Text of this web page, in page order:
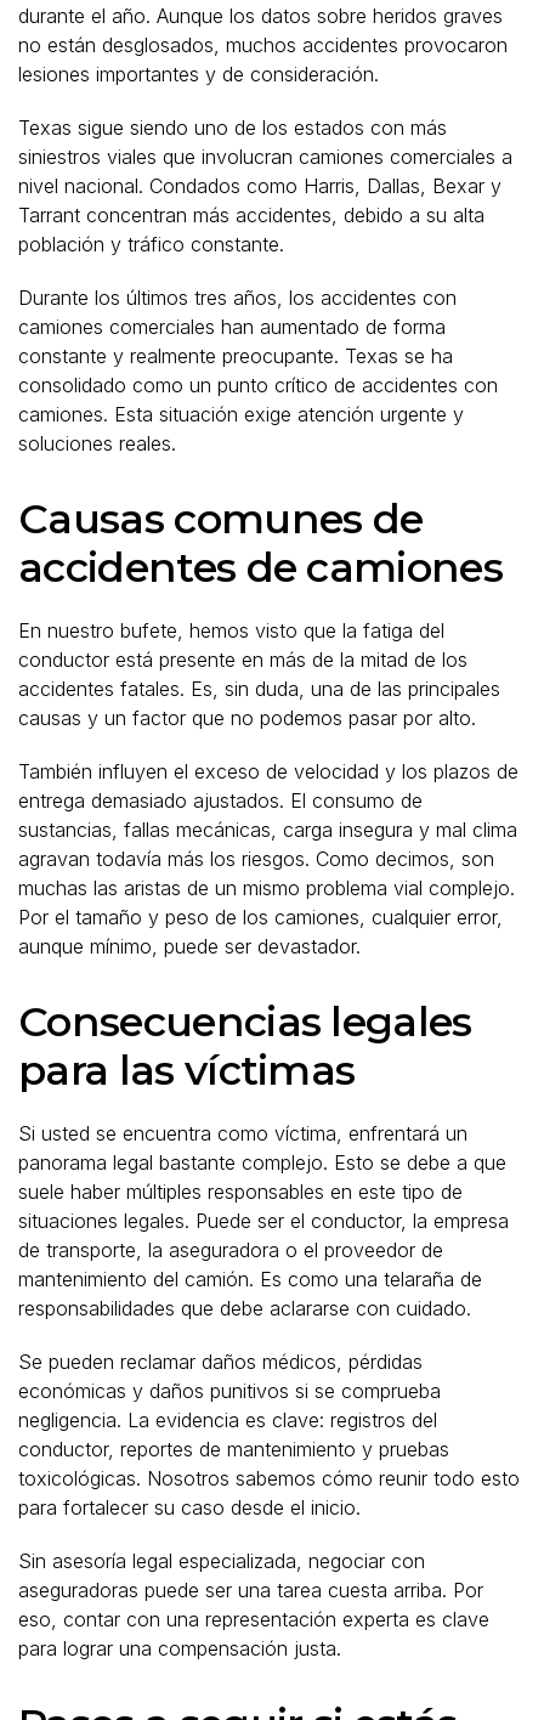
durante el año. Aunque los datos sobre heridos graves
no están desglosados, muchos accidentes provocaron
lesiones importantes y de consideración.
Texas sigue siendo uno de los estados con más
siniestros viales que involucran camiones comerciales a
nivel nacional. Condados como Harris, Dallas, Bexar y
Tarrant concentran más accidentes, debido a su alta
población y tráfico constante.
Durante los últimos tres años, los accidentes con
camiones comerciales han aumentado de forma
constante y realmente preocupante. Texas se ha
consolidado como un punto crítico de accidentes con
camiones. Esta situación exige atención urgente y
soluciones reales.
Causas comunes de
accidentes de camiones
En nuestro bufete, hemos visto que la fatiga del
conductor está presente en más de la mitad de los
accidentes fatales. Es, sin duda, una de las principales
causas y un factor que no podemos pasar por alto.
También influyen el exceso de velocidad y los plazos de
entrega demasiado ajustados. El consumo de
sustancias, fallas mecánicas, carga insegura y mal clima
agravan todavía más los riesgos. Como decimos, son
muchas las aristas de un mismo problema vial complejo.
Por el tamaño y peso de los camiones, cualquier error,
aunque mínimo, puede ser devastador.
Consecuencias legales
para las víctimas
Si usted se encuentra como víctima, enfrentará un
panorama legal bastante complejo. Esto se debe a que
suele haber múltiples responsables en este tipo de
situaciones legales. Puede ser el conductor, la empresa
de transporte, la aseguradora o el proveedor de
mantenimiento del camión. Es como una telaraña de
responsabilidades que debe aclararse con cuidado.
Se pueden reclamar daños médicos, pérdidas
económicas y daños punitivos si se comprueba
negligencia. La evidencia es clave: registros del
conductor, reportes de mantenimiento y pruebas
toxicológicas. Nosotros sabemos cómo reunir todo esto
para fortalecer su caso desde el inicio.
Sin asesoría legal especializada, negociar con
aseguradoras puede ser una tarea cuesta arriba. Por
eso, contar con una representación experta es clave
para lograr una compensación justa.